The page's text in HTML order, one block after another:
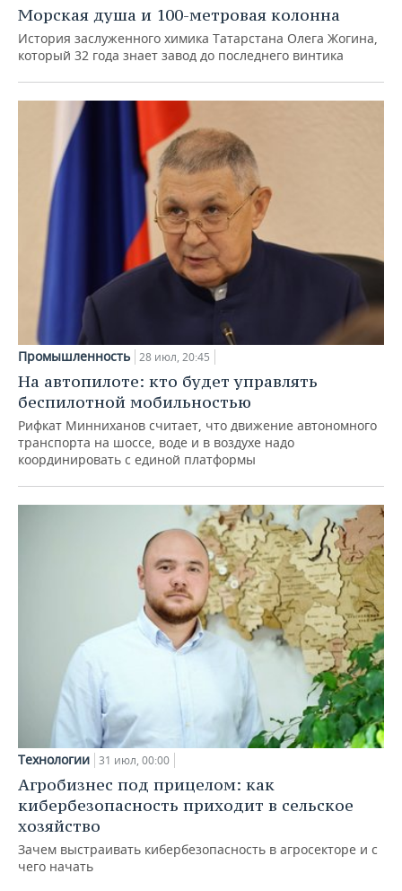
Морская душа и 100-метровая колонна
История заслуженного химика Татарстана Олега Жогина,
который 32 года знает завод до последнего винтика
Промышленность 28 июл, 20:45
На автопилоте: кто будет управлять
беспилотной мобильностью
Рифкат Минниханов считает, что движение автономного
транспорта на шоссе, воде и в воздухе надо
координировать с единой платформы
Технологии 31 июл, 00:00
Агробизнес под прицелом: как
кибербезопасность приходит в сельское
хозяйство
Зачем выстраивать кибербезопасность в агросекторе и с
чего начать